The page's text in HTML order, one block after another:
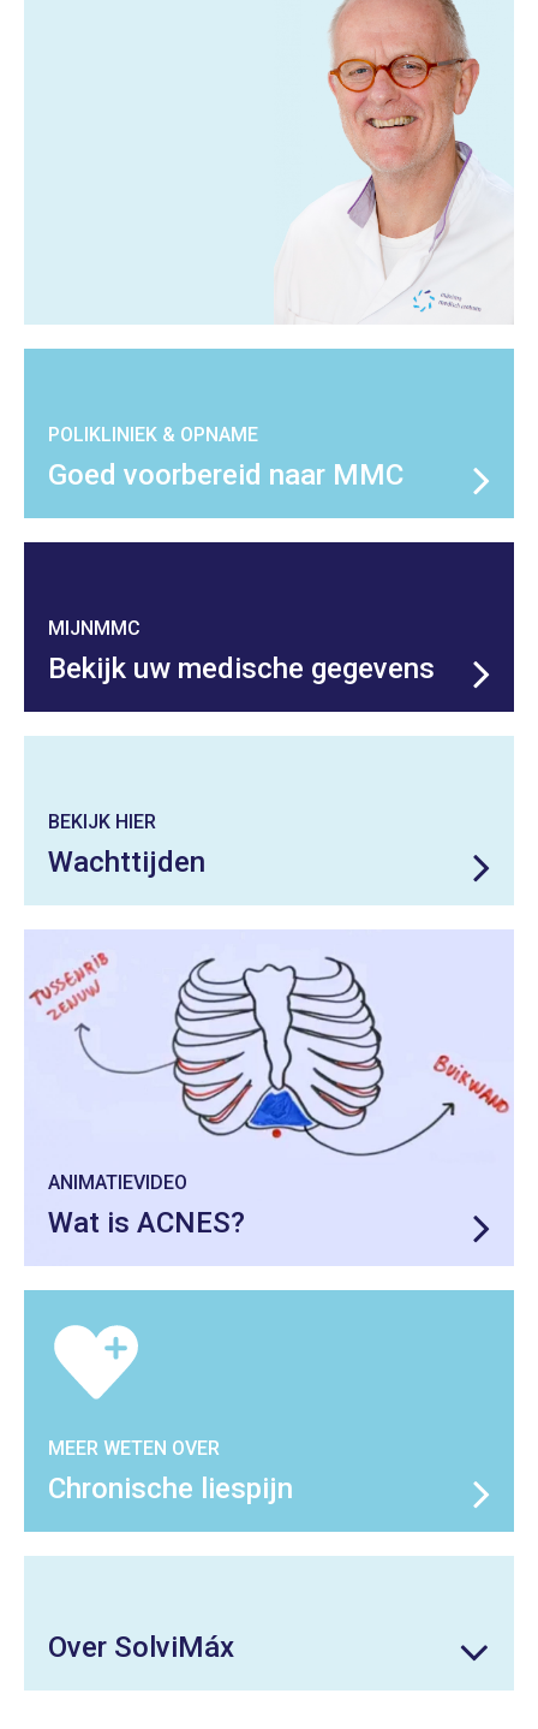
POLIKLINIEK & OPNAME
Goed voorbereid naar MMC
MIJNMMC
Bekijk uw medische gegevens
BEKIJK HIER
Wachttijden
ANIMATIEVIDEO
Wat is ACNES?
MEER WETEN OVER
Chronische liespijn
Over SolviMáx